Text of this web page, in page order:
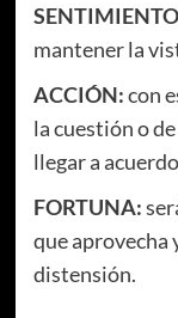
mantener la
ACCIÓN:con
la cuestión o
llegar a
FORTUNA:
que aprovecha
distensión.